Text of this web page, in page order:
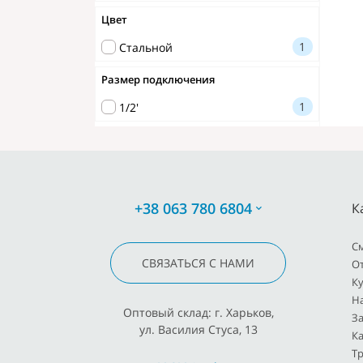
Цвет
Стальной 1
Размер подключения
1/2' 1
+38 063 780 6804
СВЯЗАТЬСЯ С НАМИ
Оптовый склад: г. Харьков,
ул. Василия Стуса, 13